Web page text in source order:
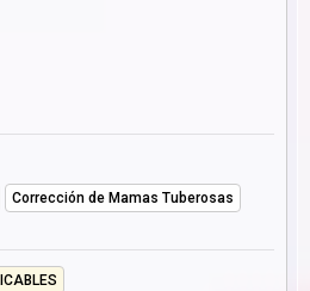
Corrección de Mamas Tuberosas